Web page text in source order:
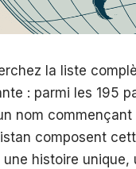
la liste
: parmi les 195
nom commençant
composent
une histoire